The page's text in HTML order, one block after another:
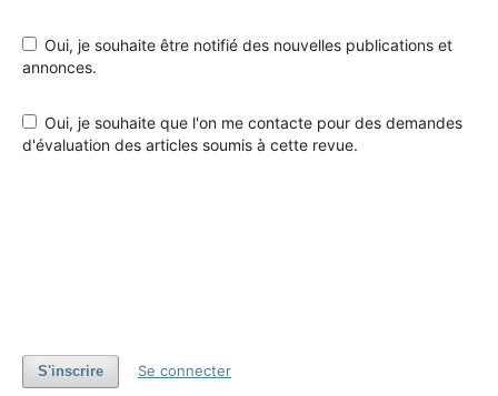
Oui, je souhaite être notifié des nouvelles publications et
annonces.
Oui, je souhaite que l'on me contacte pour des demandes
d'évaluation des articles soumis à cette revue.
S'inscrire Se connecter